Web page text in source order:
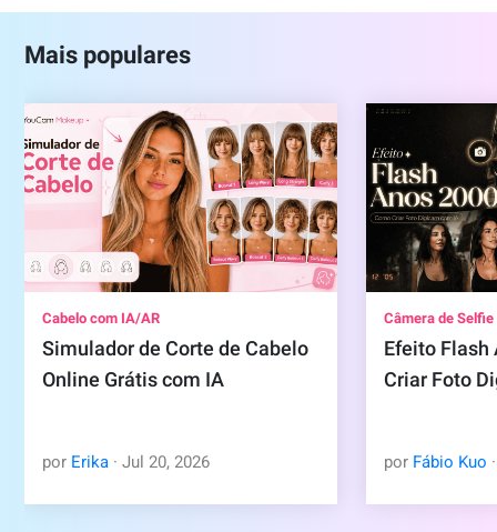
Mais populares
Cabelo com IA/AR
Simulador de Corte de Cabelo
Online Grátis com IA
por Erika ·Jul 20, 2026
Câmera de Selfie
Efeito Flash
Criar Foto
por Fábio Kuo